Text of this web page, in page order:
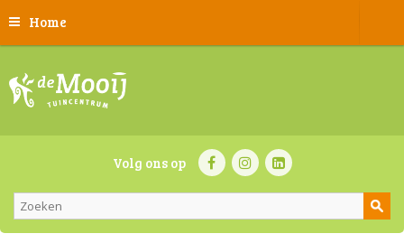
Home
Volg ons op